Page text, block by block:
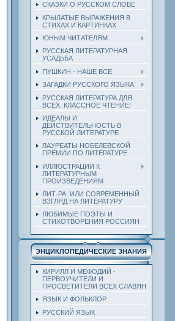
СКАЗКИ О РУССКОМ СЛОВЕ
КРЫЛАТЫЕ ВЫРАЖЕНИЯ В
СТИХАХ И КАРТИНКАХ
ЮНЫМ ЧИТАТЕЛЯМ
РУССКАЯ ЛИТЕРАТУРНАЯ
УСАДЬБА
ПУШКИН - НАШЕ ВСЕ
ЗАГАДКИ РУССКОГО ЯЗЫКА
РУССКАЯ ЛИТЕРАТУРА ДЛЯ
ВСЕХ. КЛАССНОЕ ЧТЕНИЕ!
ИДЕАЛЫ И
ДЕЙСТВИТЕЛЬНОСТЬ В
РУССКОЙ ЛИТЕРАТУРЕ
ЛАУРЕАТЫ НОБЕЛЕВСКОЙ
ПРЕМИИ ПО ЛИТЕРАТУРЕ
ИЛЛЮСТРАЦИИ К
ЛИТЕРАТУРНЫМ
ПРОИЗВЕДЕНИЯМ
ЛИТ-РА, ИЛИ СОВРЕМЕННЫЙ
ВЗГЛЯД НА ЛИТЕРАТУРУ
ЛЮБИМЫЕ ПОЭТЫ И
СТИХОТВОРЕНИЯ РОССИЯН
ЭНЦИКЛОПЕДИЧЕСКИЕ ЗНАНИЯ
КИРИЛЛ И МЕФОДИЙ -
ПЕРВОУЧИТЕЛИ И
ПРОСВЕТИТЕЛИ ВСЕХ СЛАВЯН
ЯЗЫК И ФОЛЬКЛОР
РУССКИЙ ЯЗЫК